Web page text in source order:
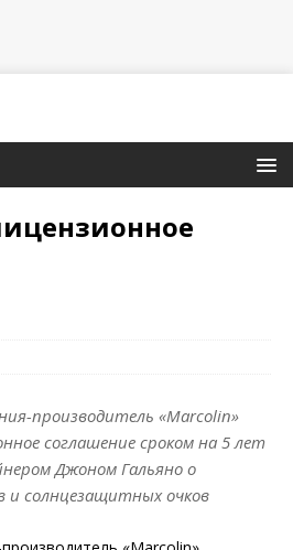
производитель «Marcolin»
соглашение сроком на 5 лет
Джоном Гальяно о
и солнцезащитных очков